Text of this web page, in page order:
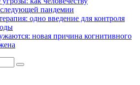
следующей пандемии
одно введение для контроля
новая причина когнитивного